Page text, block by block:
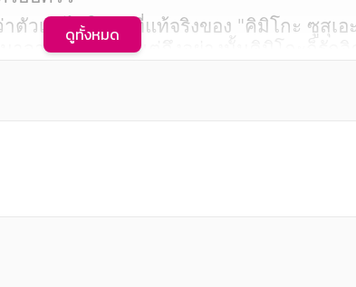
าจากเปลือกไข่ แต่ถึงอย่างนั้นคิมิโกะก็รัก
...แม้ครั้งแรกที่เจอกัน นานาโกะจะไม่ชอ
ๆ ร่วมกันมากมาย ท้ายที่สุดเมื่อพวกเขาต้
ดูทั้งหมด